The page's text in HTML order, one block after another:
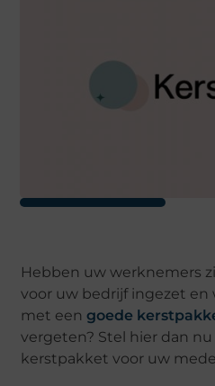
Hebben uw werknemers
voor uw bedrijf ingezet en
met eengoede
vergeten? Stel hier dan
kerstpakket voor uw